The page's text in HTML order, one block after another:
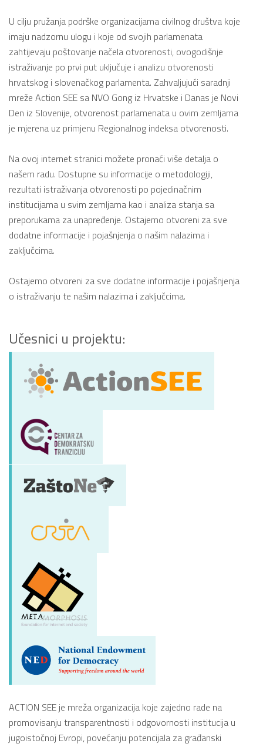
U cilju pružanja podrške organizacijama civilnog društva koje
imaju nadzornu ulogu i koje od svojih parlamenata
zahtijevaju poštovanje načela otvorenosti, ovogodišnje
istraživanje po prvi put uključuje i analizu otvorenosti
hrvatskog i slovenačkog parlamenta. Zahvaljujući saradnji
mreže Action SEE sa NVO Gong iz Hrvatske i Danas je Novi
Den iz Slovenije, otvorenost parlamenata u ovim zemljama
je mjerena uz primjenu Regionalnog indeksa otvorenosti.
Na ovoj internet stranici možete pronaći više detalja o
našem radu. Dostupne su informacije o metodologiji,
rezultati istraživanja otvorenosti po pojedinačnim
institucijama u svim zemljama kao i analiza stanja sa
preporukama za unapređenje. Ostajemo otvoreni za sve
dodatne informacije i pojašnjenja o našim nalazima i
zaključcima.
Ostajemo otvoreni za sve dodatne informacije i pojašnjenja
o istraživanju te našim nalazima i zaključcima.
Učesnici u projektu:
ACTION SEE je mreža organizacija koje zajedno rade na
promovisanju transparentnosti i odgovornosti institucija u
jugoistočnoj Evropi, povećanju potencijala za građanski